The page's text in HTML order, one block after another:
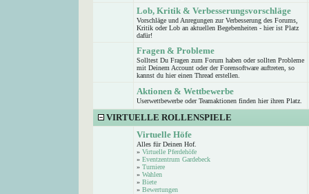
Lob, Kritik & Verbesserungsvorschläge
Vorschläge und Anregungen zur Verbesserung des Forums,
Kritik oder Lob an aktuellen Begebenheiten - hier ist Platz
dafür!
Fragen & Probleme
Solltest Du Fragen zum Forum haben oder sollten Probleme
mit Deinem Account oder der Forensoftware auftreten, so
kannst du hier einen Thread erstellen.
Aktionen & Wettbewerbe
Userwettbewerbe oder Teamaktionen finden hier ihren Platz.
VIRTUELLE ROLLENSPIELE
Virtuelle Höfe
Alles für Deinen Hof.
» Virtuelle Pferdehöfe
» Eventzentrum Gardebeck
» Turniere
» Wahlen
» Biete
» Bewertungen